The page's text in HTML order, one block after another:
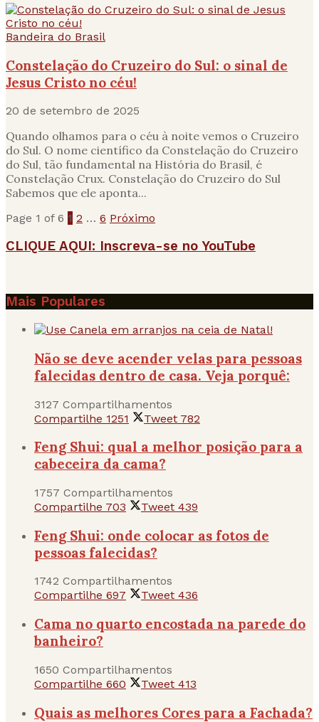
Bandeira do Brasil
Constelação do Cruzeiro do Sul: o sinal de
Jesus Cristo no céu!
20 de setembro de 2025
Quando olhamos para o céu à noite vemos o Cruzeiro
do Sul. O nome científico da Constelação do Cruzeiro
do Sul, tão fundamental na História do Brasil, é
Constelação Crux. Constelação do Cruzeiro do Sul
Sabemos que ele aponta...
Page 1 of 6 1 2 … 6 Próximo
CLIQUE AQUI: Inscreva-se no YouTube
Mais Populares
Não se deve acender velas para pessoas
falecidas dentro de casa. Veja porquê:
3127 Compartilhamentos
Compartilhe 1251 Tweet 782
Feng Shui: qual a melhor posição para a
cabeceira da cama?
1757 Compartilhamentos
Compartilhe 703 Tweet 439
Feng Shui: onde colocar as fotos de
pessoas falecidas?
1742 Compartilhamentos
Compartilhe 697 Tweet 436
Cama no quarto encostada na parede do
banheiro?
1650 Compartilhamentos
Compartilhe 660 Tweet 413
Quais as melhores Cores para a Fachada?